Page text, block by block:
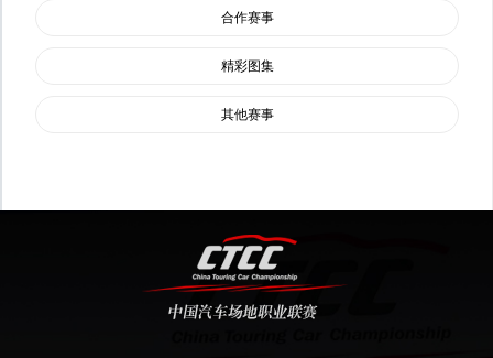
合作赛事
精彩图集
其他赛事